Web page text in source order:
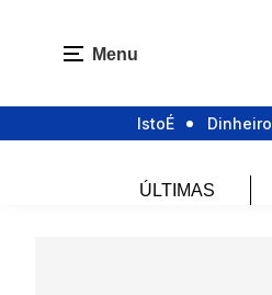
Menu
IstoÉ Dinheiro
ÚLTIMAS